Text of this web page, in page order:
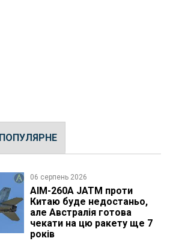
ПОПУЛЯРНЕ
06 серпень 2026
AIM-260A JATM проти
Китаю буде недостаньо,
але Австралія готова
чекати на цю ракету ще 7
років